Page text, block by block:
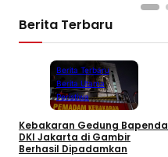
Berita Terbaru
Berita Terbaru
Berita Utama
Peristiwa
Kebakaran Gedung Bapenda
DKI Jakarta di Gambir
Berhasil Dipadamkan